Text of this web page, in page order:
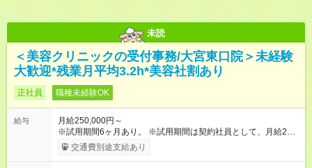
未読
＜美容クリニックの受付事務/大宮東口院＞未経験
大歓迎*残業月平均3.2h*美容社割あり
正社員 職種未経験OK
給与
月給250,000円～
※試用期間6ヶ月あり。 ※試用期間は契約社員として、月給22万
円＋各種手当となります。 ※想定年収には賞与+インセンティブ
を含みます。 ◆残業手当は1分単位で全額支給 【試用期間】試用
交通費別途支給あり